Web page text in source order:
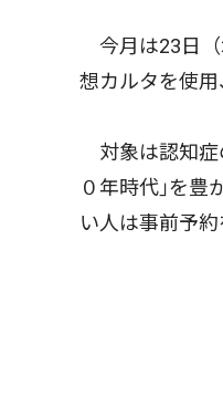
今月は23日（
想カルタを使
対象は認知症
０年時代｣を豊
い人は事前予